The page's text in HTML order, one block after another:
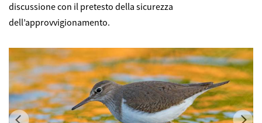
discussione con il pretesto della sicurezza
dell’approvvigionamento.
Previous